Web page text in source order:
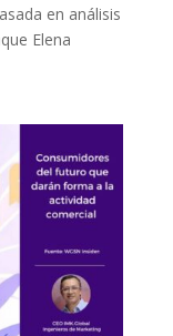
en análisis
Elena